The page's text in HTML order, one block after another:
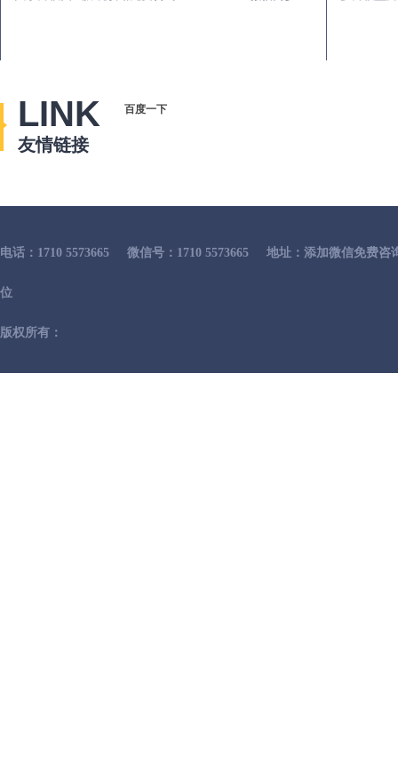
LINK
友情链接
百度一下
电话：1710 5573665 微信号：1710 5573665 地址：添加微信免费咨
位
版权所有：